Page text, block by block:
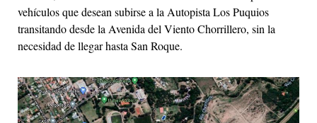
vehículos que desean subirse a la Autopista Los Puquios
transitando desde la Avenida del Viento Chorrillero, sin la
necesidad de llegar hasta San Roque.